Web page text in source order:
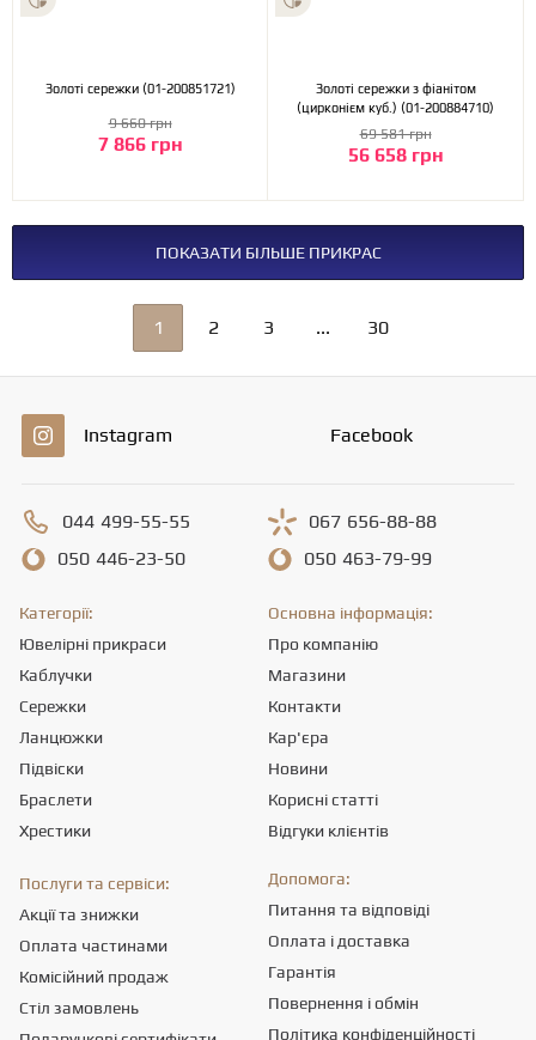
Золоті сережки (01-200851721)
7 866 грн
9 660 грн
Золоті сережки з фіанітом
(цирконієм куб.) (01-200884710)
56 658 грн
69 581 грн
ПОКАЗАТИ БІЛЬШЕ ПРИКРАС
1 2 3 ... 30
Instagram Facebook
044 499-55-55
050 446-23-50
067 656-88-88
050 463-79-99
Категорії:
Ювелірні прикраси
Каблучки
Сережки
Ланцюжки
Підвіски
Браслети
Хрестики
Основна інформація:
Про компанію
Магазини
Контакти
Кар'єра
Новини
Корисні статті
Відгуки клієнтів
Послуги та сервіси:
Акції та знижки
Оплата частинами
Комісійний продаж
Стіл замовлень
Допомога:
Питання та відповіді
Оплата і доставка
Гарантія
Повернення і обмін
Політика конфіденційності